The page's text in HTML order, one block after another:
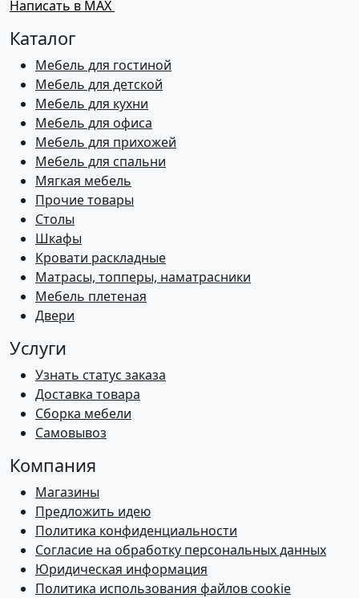
Написать в MAX
Каталог
Мебель для гостиной
Мебель для детской
Мебель для кухни
Мебель для офиса
Мебель для прихожей
Мебель для спальни
Мягкая мебель
Прочие товары
Столы
Шкафы
Кровати раскладные
Матрасы, топперы, наматрасники
Мебель плетеная
Двери
Услуги
Узнать статус заказа
Доставка товара
Сборка мебели
Самовывоз
Компания
Магазины
Предложить идею
Политика конфиденциальности
Согласие на обработку персональных данных
Юридическая информация
Политика использования файлов cookie